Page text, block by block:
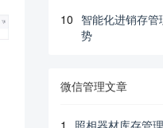
10 智能化进销存
势
微信管理文章
1
照相器材库存管